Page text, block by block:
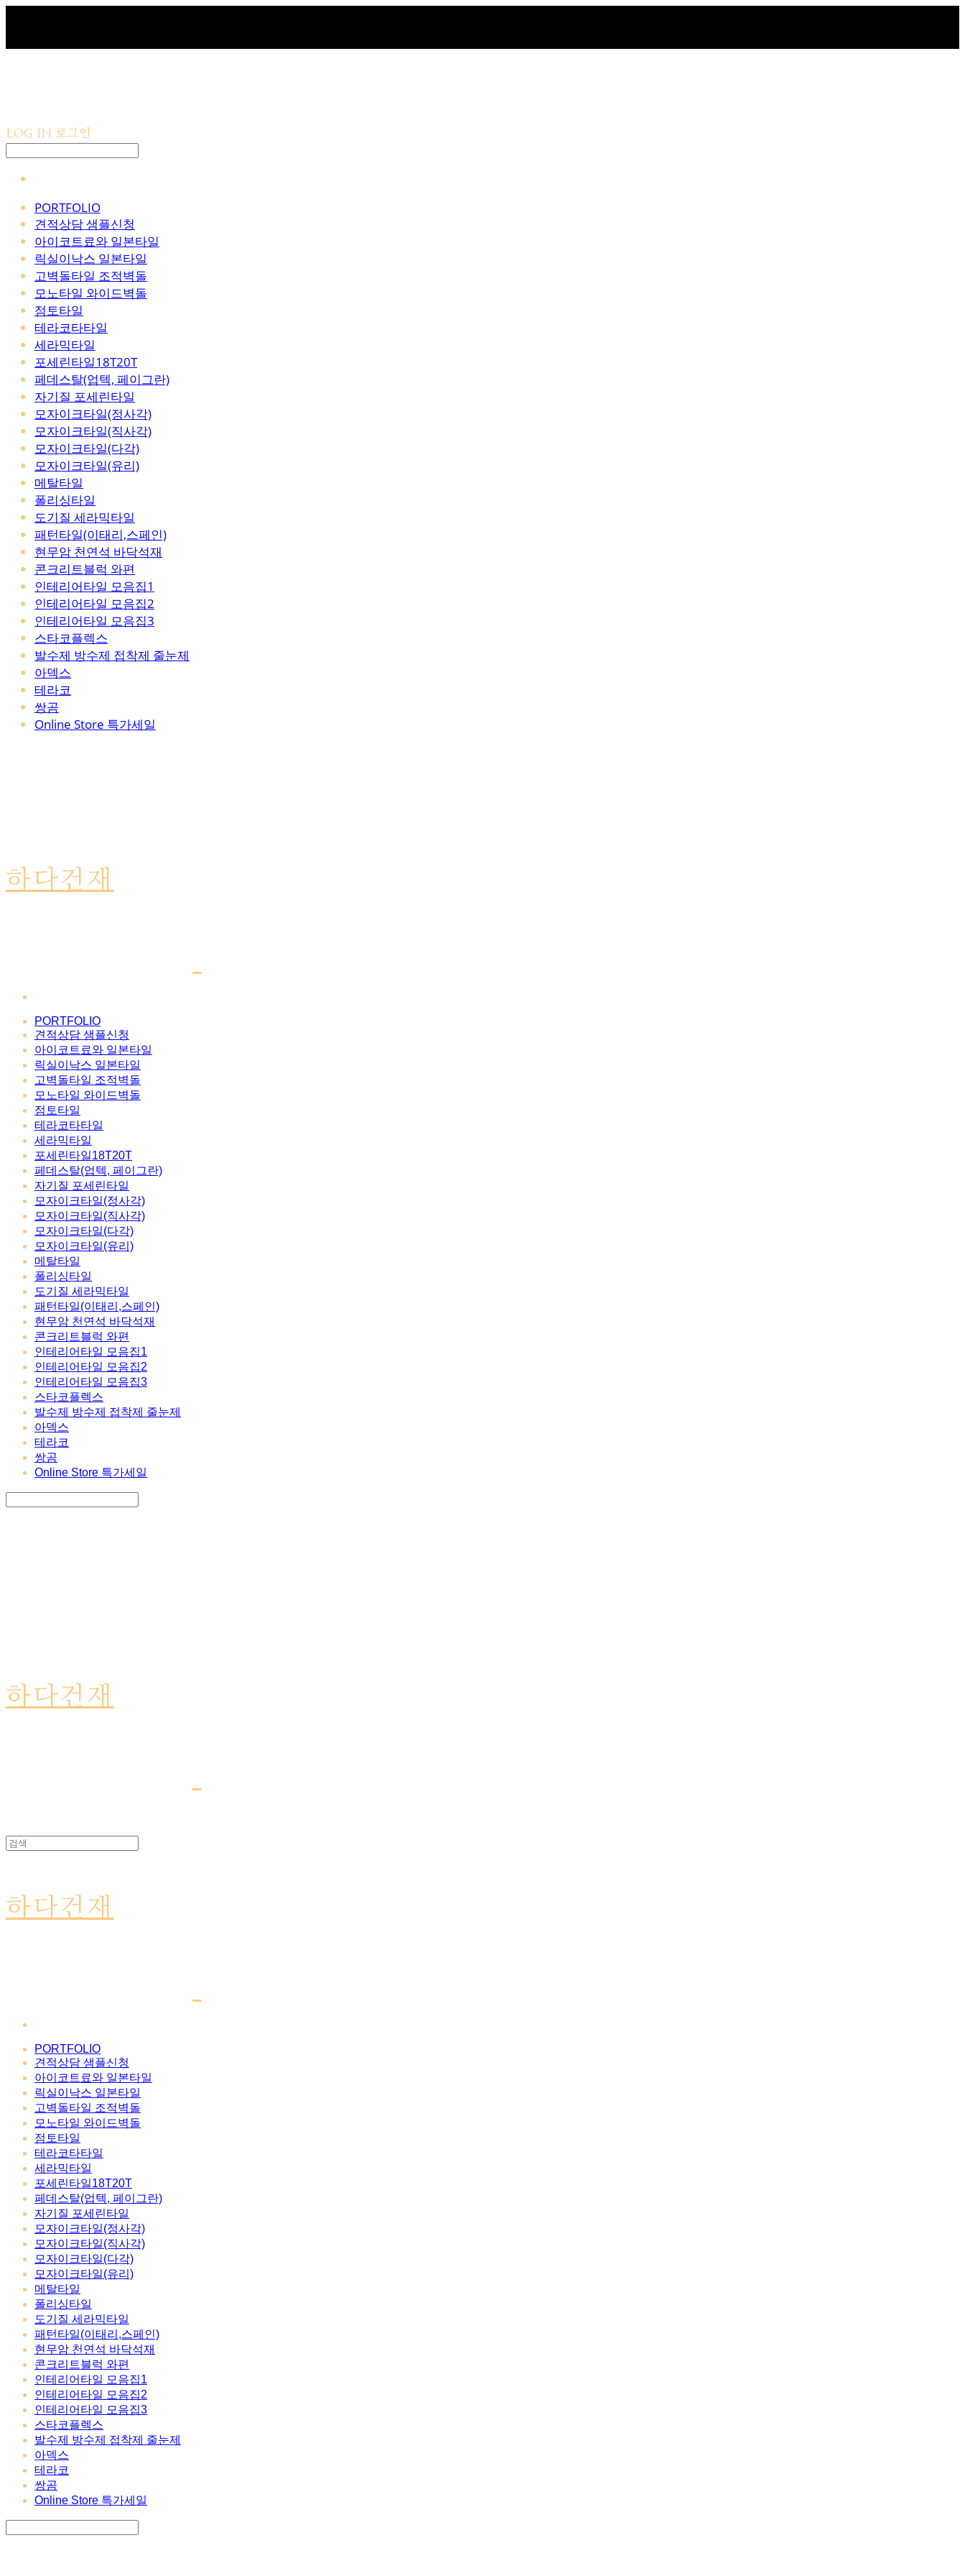
LOG IN 로그인
PORTFOLIO
견적상담 샘플신청
아이코트료와 일본타일
릭실이낙스 일본타일
고벽돌타일 조적벽돌
모노타일 와이드벽돌
점토타일
테라코타타일
세라믹타일
포세린타일18T20T
페데스탈(업텍, 페이그란)
자기질 포세린타일
모자이크타일(정사각)
모자이크타일(직사각)
모자이크타일(다각)
모자이크타일(유리)
메탈타일
폴리싱타일
도기질 세라믹타일
패턴타일(이태리,스페인)
현무암 천연석 바닥석재
콘크리트블럭 와편
인테리어타일 모음집1
인테리어타일 모음집2
인테리어타일 모음집3
스타코플렉스
발수제 방수제 접착제 줄눈제
아덱스
테라코
쌍곰
Online Store 특가세일
하다건재
PORTFOLIO
견적상담 샘플신청
아이코트료와 일본타일
릭실이낙스 일본타일
고벽돌타일 조적벽돌
모노타일 와이드벽돌
점토타일
테라코타타일
세라믹타일
포세린타일18T20T
페데스탈(업텍, 페이그란)
자기질 포세린타일
모자이크타일(정사각)
모자이크타일(직사각)
모자이크타일(다각)
모자이크타일(유리)
메탈타일
폴리싱타일
도기질 세라믹타일
패턴타일(이태리,스페인)
현무암 천연석 바닥석재
콘크리트블럭 와편
인테리어타일 모음집1
인테리어타일 모음집2
인테리어타일 모음집3
스타코플렉스
발수제 방수제 접착제 줄눈제
아덱스
테라코
쌍곰
Online Store 특가세일
하다건재
하다건재
PORTFOLIO
견적상담 샘플신청
아이코트료와 일본타일
릭실이낙스 일본타일
고벽돌타일 조적벽돌
모노타일 와이드벽돌
점토타일
테라코타타일
세라믹타일
포세린타일18T20T
페데스탈(업텍, 페이그란)
자기질 포세린타일
모자이크타일(정사각)
모자이크타일(직사각)
모자이크타일(다각)
모자이크타일(유리)
메탈타일
폴리싱타일
도기질 세라믹타일
패턴타일(이태리,스페인)
현무암 천연석 바닥석재
콘크리트블럭 와편
인테리어타일 모음집1
인테리어타일 모음집2
인테리어타일 모음집3
스타코플렉스
발수제 방수제 접착제 줄눈제
아덱스
테라코
쌍곰
Online Store 특가세일